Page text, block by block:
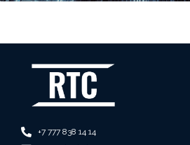
+7 777 838 14 14